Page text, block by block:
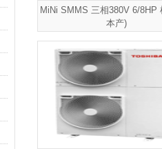
MiNi SMMS 三相380V 6/8HP
本产)